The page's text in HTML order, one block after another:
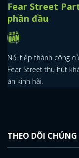
Fear Street
phần đầu
Nối tiếp thành công
Fear Street thu hút
án kinh hãi.
THEO DÕI